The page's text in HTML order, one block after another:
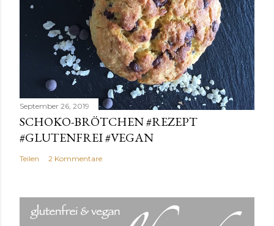
September 26, 2019
SCHOKO-BRÖTCHEN #REZEPT
#GLUTENFREI #VEGAN
Teilen 2 Kommentare